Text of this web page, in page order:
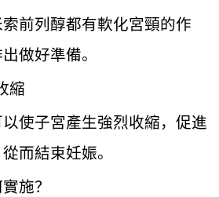
前列醇都有軟化宮頸的作
做好準備。
縮
使子宮產生強烈收縮，促進
而結束妊娠。
施？